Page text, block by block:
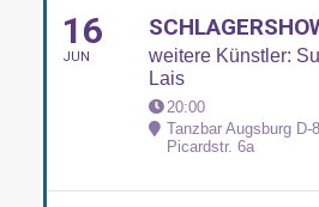
16
JUN
weitere Künstler:
Lais
20:00
Tanzbar Augsburg D-
Picardstr. 6a